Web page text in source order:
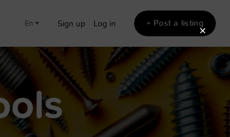
en Sign up Log in + Post a listing×